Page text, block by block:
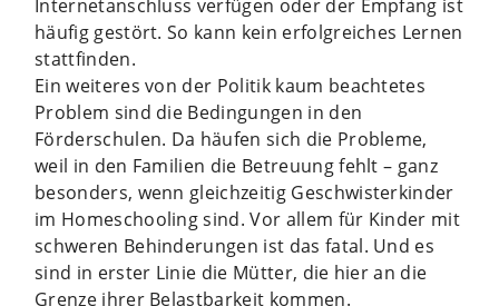
Internetanschluss verfügen oder der Empfang ist
häufig gestört. So kann kein erfolgreiches Lernen
stattfinden.
Ein weiteres von der Politik kaum beachtetes
Problem sind die Bedingungen in den
Förderschulen. Da häufen sich die Probleme,
weil in den Familien die Betreuung fehlt – ganz
besonders, wenn gleichzeitig Geschwisterkinder
im Homeschooling sind. Vor allem für Kinder mit
schweren Behinderungen ist das fatal. Und es
sind in erster Linie die Mütter, die hier an die
Grenze ihrer Belastbarkeit kommen.